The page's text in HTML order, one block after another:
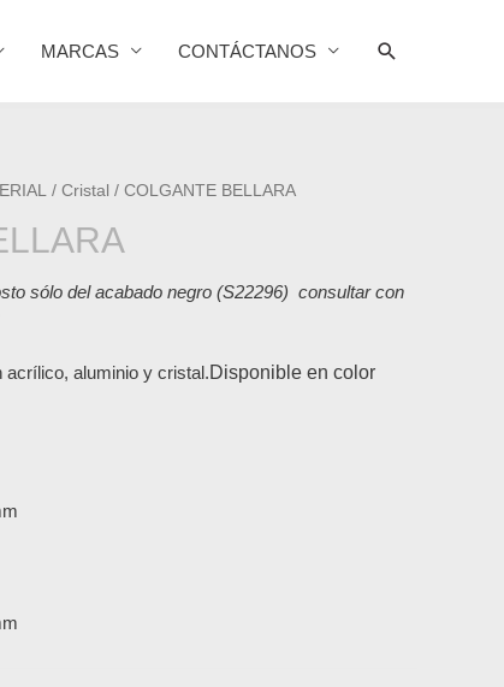
MARCAS CONTÁCTANOS Buscar
/ Cristal / COLGANTE BELLARA
sólo del acabado negro (S22296) consultar con
acrílico, aluminio y cristal.Disponible en color